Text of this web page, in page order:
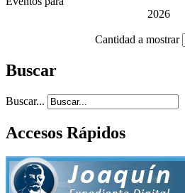
2026
Cantidad a mostrar
Buscar
Buscar...
Accesos Rápidos